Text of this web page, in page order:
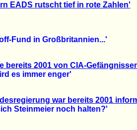
EADS rutscht tief in rote Zahlen'
in Großbritannien...'
bereits 2001 von CIA-
enger'
war bereits 2001
noch halten?'